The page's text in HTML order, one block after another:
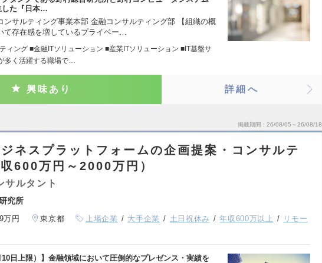
した『日本…
ンサルティング事業本部 金融コンサルティング部 【組織の概
て存在感を増しているプライベー…
ィング ■金融ITソリューション ■産業ITソリューション ■IT基盤サ
多く活躍する職場で…
興味あり 詳細へ
掲載期間 26/08/05～26/08/18
ネスプラットフォームの企画提案・コンサルテ
600万円～2000万円）
サルタント
究所
万円 東京都 上場企業 大手企業 土日祝休み 年収600万以上
リモー
10日上限）】金融領域において圧倒的なプレゼンス・実績を